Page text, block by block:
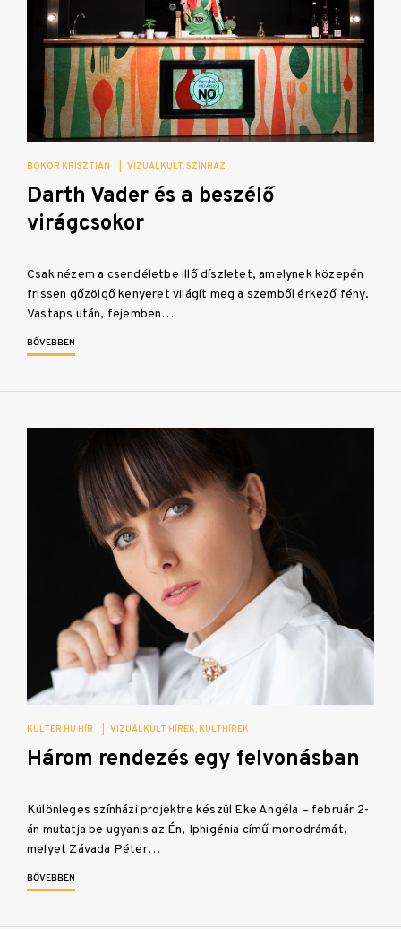
BOKOR KRISZTIÁN VIZUÁLKULT SZÍNHÁZ
Darth Vader és a beszélő
virágcsokor
Csak nézem a csendéletbe illő díszletet, amelynek közepén
frissen gőzölgő kenyeret világít meg a szemből érkező fény.
Vastaps után, fejemben…
BŐVEBBEN
KULTER.HU HÍR VIZUÁLKULT HÍREK KULTHÍREK
Három rendezés egy felvonásban
Különleges színházi projektre készül Eke Angéla – február 2-
án mutatja be ugyanis az Én, Iphigénia című monodrámát,
melyet Závada Péter…
BŐVEBBEN